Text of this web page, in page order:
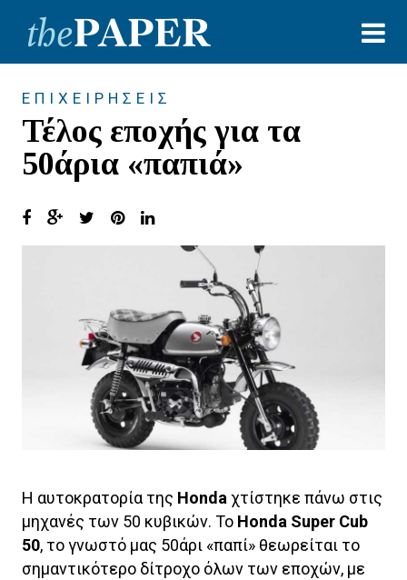
ΕΠΙΧΕΙΡΗΣΕΙΣ
Τέλος εποχής για τα
50άρια «παπιά»
Η αυτοκρατορία της Hondaχτίστηκε πάνω στις
μηχανές των 50 κυβικών. Το Honda Super Cub
50, το γνωστό μας 50άρι «παπί» θεωρείται το
σημαντικότερο δίτροχο όλων των εποχών, με